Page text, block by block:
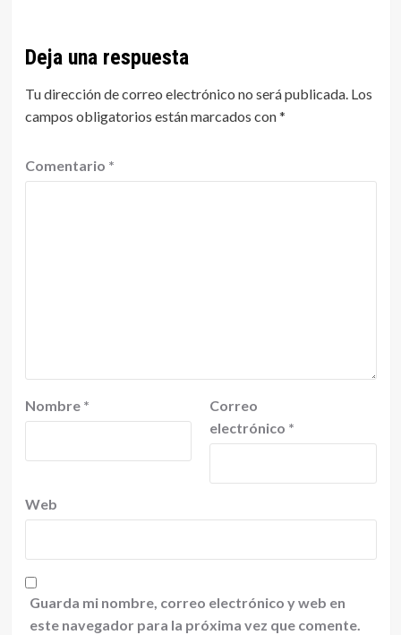
Deja una respuesta
Tu dirección de correo electrónico no será publicada. Los
campos obligatorios están marcados con*
Comentario *
Nombre *
Correo
electrónico *
Web
Guarda mi nombre, correo electrónico y web en
este navegador para la próxima vez que comente.